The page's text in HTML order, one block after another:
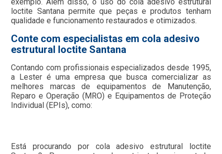
loctite Santana permite que peças e produtos tenham
qualidade e funcionamento restaurados e otimizados.
Conte com especialistas em cola adesivo
estrutural loctite Santana
Contando com profissionais especializados desde 1995,
a Lester é uma empresa que busca comercializar as
melhores marcas de equipamentos de Manutenção,
Reparo e Operação (MRO) e Equipamentos de Proteção
Individual (EPIs), como:
Está procurando por cola adesivo estrutural loctite